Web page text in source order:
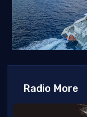
Radio More